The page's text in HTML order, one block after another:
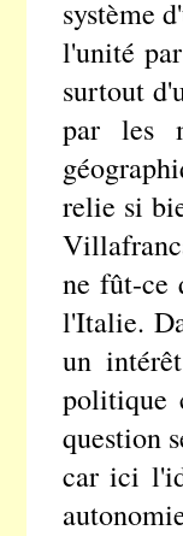
système
l'unité
surtout
par les
relie si
ne fût-ce
l'Italie.
un
politique
question
car ici